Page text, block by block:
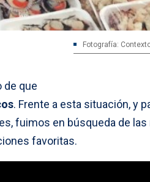
Fotografía:
de que
. Frente a esta situación, y
fuimos en búsqueda de
favoritas.